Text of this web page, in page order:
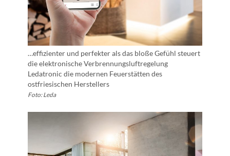
…effizienter und perfekter als das bloße Gefühl steuert
die elektronische Verbrennungsluftregelung
Ledatronic die modernen Feuerstätten des
ostfriesischen Herstellers
Foto: Leda